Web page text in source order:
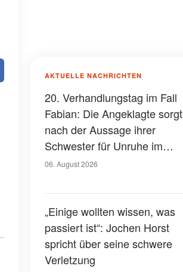
AKTUELLE NACHRICHTEN
20. Verhandlungstag im Fall
Fabian: Die Angeklagte sorgt
nach der Aussage ihrer
Schwester für Unruhe im
Gerichtssaal – was ist
06. August 2026
„Einige wollten wissen, was
passiert ist“: Jochen Horst
spricht über seine schwere
Verletzung